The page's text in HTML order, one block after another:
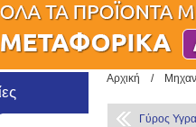
Αρχική /
Γύρος